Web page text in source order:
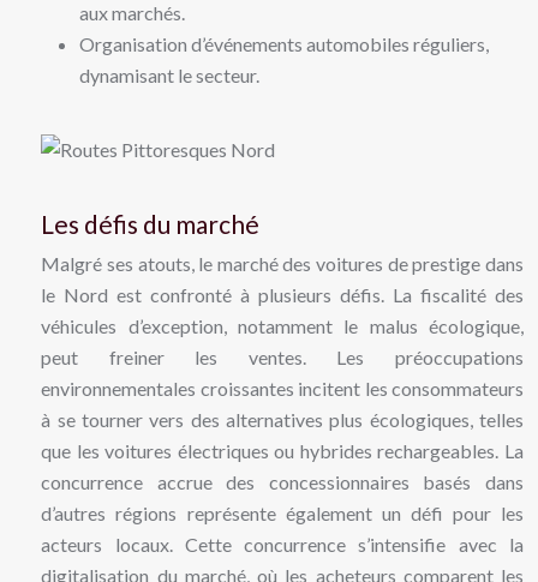
aux marchés.
Organisation d’événements automobiles réguliers,
dynamisant le secteur.
Les défis du marché
Malgré ses atouts, le marché des voitures de prestige dans
le Nord est confronté à plusieurs défis. La fiscalité des
véhicules d’exception, notamment le malus écologique,
peut freiner les ventes. Les préoccupations
environnementales croissantes incitent les consommateurs
à se tourner vers des alternatives plus écologiques, telles
que les voitures électriques ou hybrides rechargeables. La
concurrence accrue des concessionnaires basés dans
d’autres régions représente également un défi pour les
acteurs locaux. Cette concurrence s’intensifie avec la
digitalisation du marché, où les acheteurs comparent les